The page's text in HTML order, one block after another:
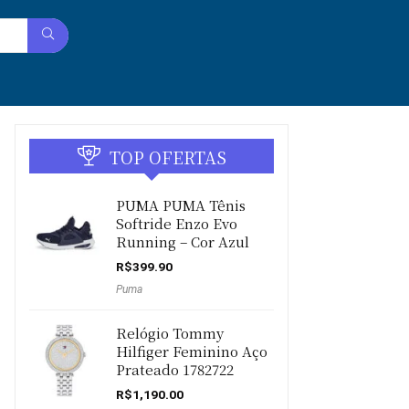
TOP OFERTAS
PUMA PUMA Tênis
Softride Enzo Evo
Running – Cor Azul
R$399.90
Puma
Relógio Tommy
Hilfiger Feminino Aço
Prateado 1782722
R$1,190.00